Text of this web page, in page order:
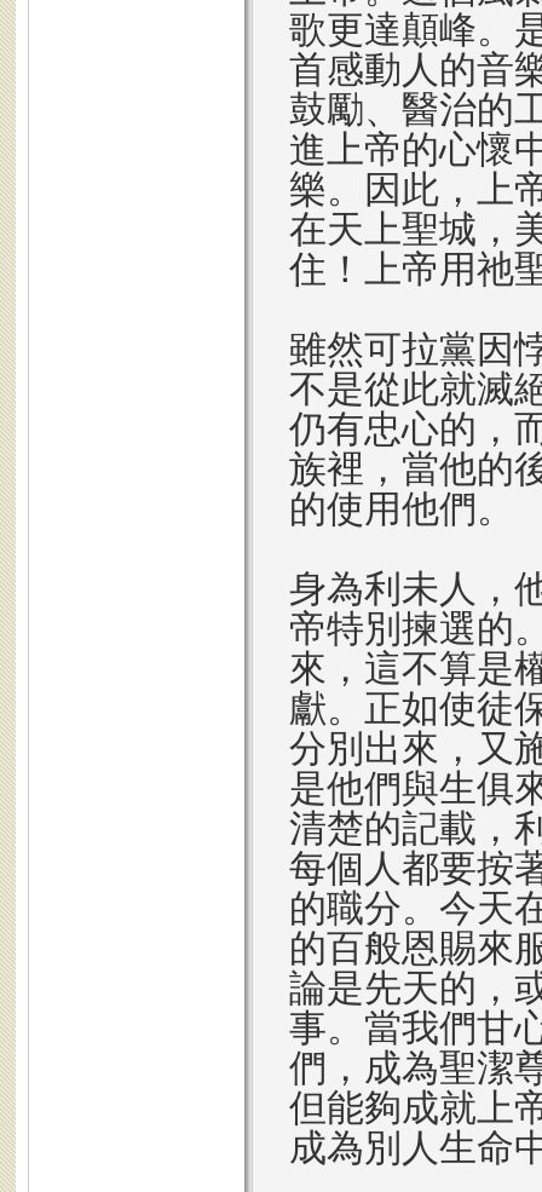
歌更達顛峰。
首感動人的音
鼓勵、醫治的
進上帝的心懷
樂。因此，上
在天上聖城，
住！上帝用祂
雖然可拉黨因
不是從此就滅
仍有忠心的，
族裡，當他的
的使用他們。
身為利未人，
帝特別揀選的
來，這不算是
獻。正如使徒
分別出來，又
是他們與生俱
清楚的記載，
每個人都要按
的職分。今天
的百般恩賜來
論是先天的，
事。當我們甘
們，成為聖潔
但能夠成就上
成為別人生命